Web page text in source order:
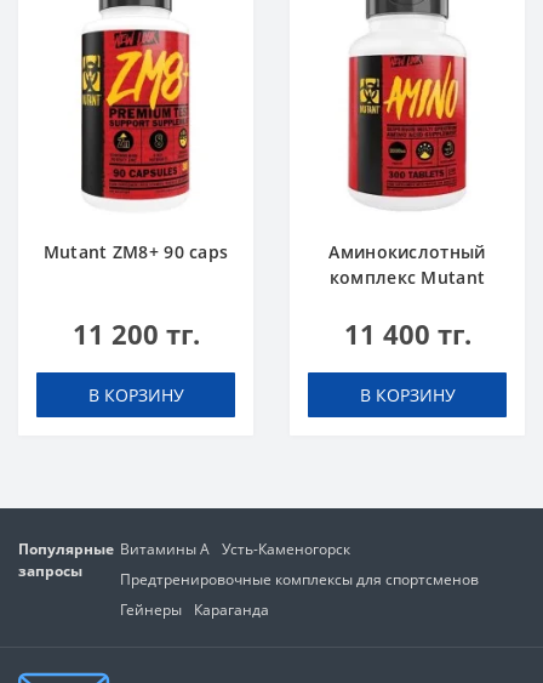
Mutant ZM8+ 90 caps
11 200 тг.
В КОРЗИНУ
Аминокислотный
комплекс Mutant
11 400 тг.
В КОРЗИНУ
Популярные
запросы
Витамины А Усть-Каменогорск
Предтренировочные комплексы для спортсменов
Гейнеры
Караганда